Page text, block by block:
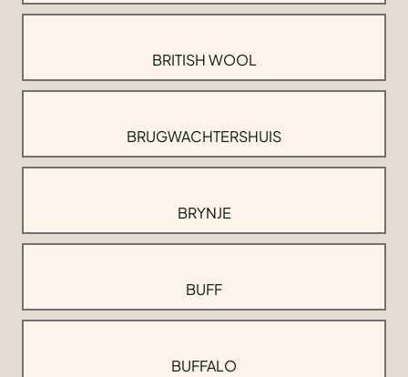
BRITISH WOOL
BRUGWACHTERSHUIS
BRYNJE
BUFF
BUFFALO